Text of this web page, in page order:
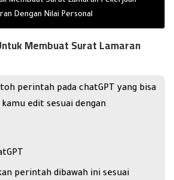
Dengan Nilai Personal
Membuat Surat Lamaran
perintah pada chatGPT yang bisa
edit sesuai dengan
perintah dibawah ini sesuai